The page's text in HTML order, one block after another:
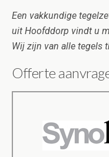
Een vakkundige
uit Hoofddorp vindt u
Wij zijn van alle tegels
Offerte